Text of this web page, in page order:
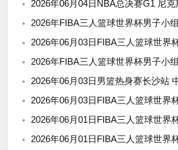
2026年06月04日NBA总决赛G1 尼克斯
2026年FIBA三人篮球世界杯男子小组赛 德国三人篮球队 -
2026年06月03日FIBA三人篮球世界杯女子小组赛
2026年FIBA三人篮球世界杯男子小组赛
2026年06月03日男篮热身赛长沙站 中国男篮 -
2026年06月03日FIBA三人篮球世界杯女子小组
2026年06月01日FIBA三人篮球世界杯男子小
2026年06月01日FIBA三人篮球世界杯女子小组